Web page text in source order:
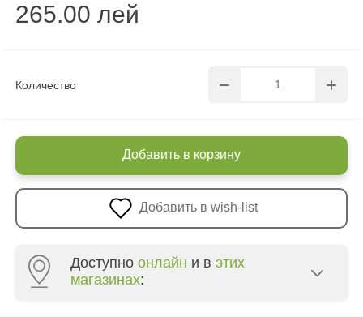
Количество
265.00 лей
Добавить в корзину
Добавить в wish-list
Доступно онлайн и в этих
магазинах: